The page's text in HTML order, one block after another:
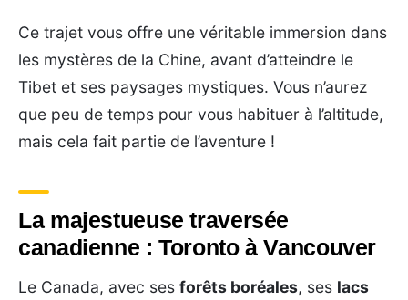
Ce trajet vous offre une véritable immersion dans
les mystères de la Chine, avant d’atteindre le
Tibet et ses paysages mystiques. Vous n’aurez
que peu de temps pour vous habituer à l’altitude,
mais cela fait partie de l’aventure !
La majestueuse traversée
canadienne : Toronto à Vancouver
Le Canada, avec ses forêts boréales, ses lacs